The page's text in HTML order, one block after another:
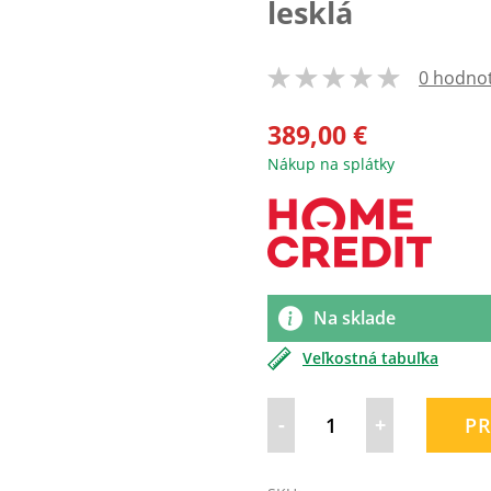
lesklá
0
389,00 €
Nákup na splátky
Na sklade
Veľkostná tabuľka
- +